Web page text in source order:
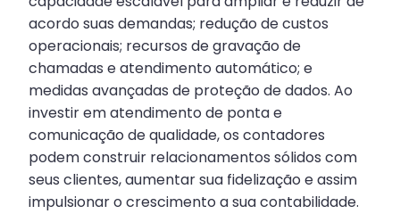
acordo suas demandas; redução de custos
operacionais; recursos de gravação de
chamadas e atendimento automático; e
medidas avançadas de proteção de dados. Ao
investir em atendimento de ponta e
comunicação de qualidade, os contadores
podem construir relacionamentos sólidos com
seus clientes, aumentar sua fidelização e assim
impulsionar o crescimento a sua contabilidade.